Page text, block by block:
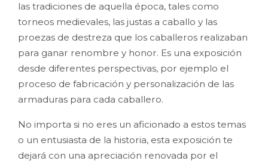
las tradiciones de aquella época, tales como
torneos medievales, las justas a caballo y las
proezas de destreza que los caballeros realizaban
para ganar renombre y honor. Es una exposición
desde diferentes perspectivas, por ejemplo el
proceso de fabricación y personalización de las
armaduras para cada caballero.
No importa si no eres un aficionado a estos temas
o un entusiasta de la historia, esta exposición te
dejará con una apreciación renovada por el